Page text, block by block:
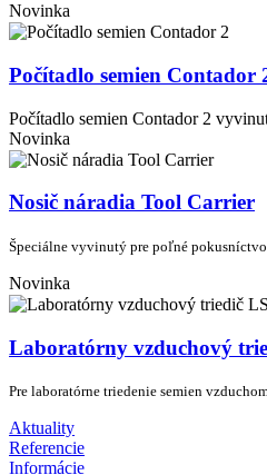
Novinka
Počítadlo semien Contador
Počítadlo semien Contador 2
Novinka
Nosič náradia Tool Carrier
Špeciálne vyvinutý pre poľné
Novinka
Laboratórny vzduchový
Pre laboratórne triedenie semien
Aktuality
Referencie
Informácie